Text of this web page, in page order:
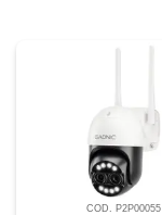
COD. P2P00055